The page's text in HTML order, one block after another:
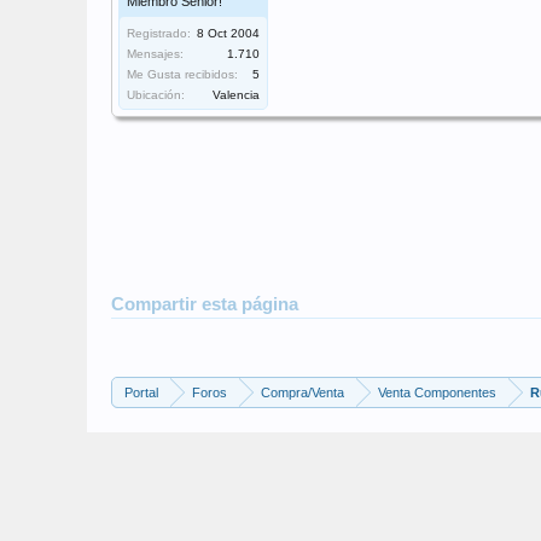
Registrado: 8 Oct 2004
Mensajes:
1.710
Me Gusta recibidos:
5
Ubicación:
Valencia
Compartir esta página
Portal Foros Compra/Venta Venta Componentes